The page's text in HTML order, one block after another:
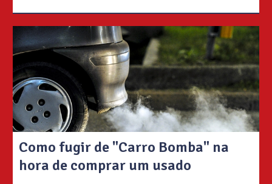
Como fugir de "Carro Bomba" na
hora de comprar um usado